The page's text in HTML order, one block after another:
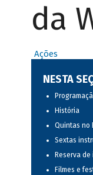
da
Ações
NESTA
História
Quintas no
Sextas
Reserva
Filmes e